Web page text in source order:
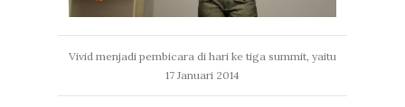
Vivid menjadi pembicara di hari ke tiga summit, yaitu
17 Januari 2014